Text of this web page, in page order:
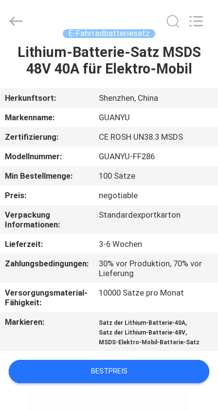
HAUS
ÜBER
UNS
FABRIK-
AUSFLUG
QUALITÄTSKONTROLLE
TRETEN
SIE
UNS
IN
VERBINDUNG
SIE
EIN
technology
Developed
E-Fahrradbatteriesatz
Lithium-Batterie-Satz MSDS
48V 40A für Elektro-Mobil
Herkunftsort:
Shenzhen, China
Markenname:
GUANYU
Zertifizierung:
CE ROSH UN38.3 MSDS
Modellnummer:
GUANYU-FF286
Min Bestellmenge:
100 Sätze
Preis:
negotiable
Verpackung
Informationen:
Standardexportkarton
Lieferzeit:
3-6 Wochen
Zahlungsbedingungen:
30% vor Produktion, 70% vor
Lieferung
Versorgungsmaterial-
Fähigkeit:
10000 Sätze pro Monat
Markieren: Satz der Lithium-Batterie-40A,
Satz der Lithium-Batterie-48V,
MSDS-Elektro-Mobil-Batterie-Satz
BESTPREIS